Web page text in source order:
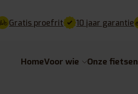
Gratis proefrit 10 jaar garantie
HomeVoor wie Onze fietsen